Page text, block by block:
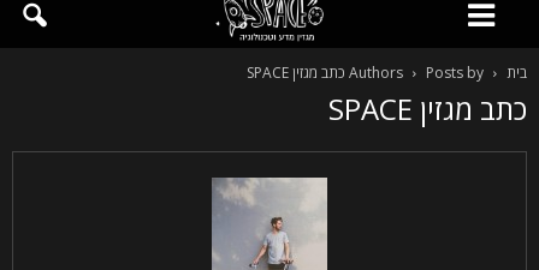
בית Authors Posts by כתב מגזין SPACE
כתב מגזין SPACE